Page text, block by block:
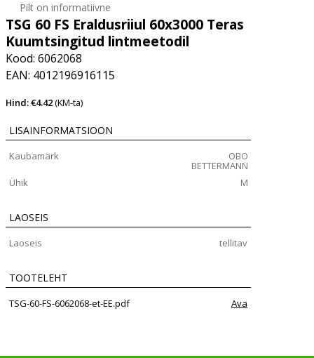
Pilt on informatiivne
TSG 60 FS Eraldusriiul 60x3000 Teras
Kuumtsingitud lintmeetodil
Kood: 6062068
EAN: 4012196916115
Hind: €4.42(KM-ta)
LISAINFORMATSIOON
Kaubamärk OBO
BETTERMANN
Ühik
M
LAOSEIS
Laoseis tellitav
TOOTELEHT
TSG-60-FS-6062068-et-EE.pdf Ava